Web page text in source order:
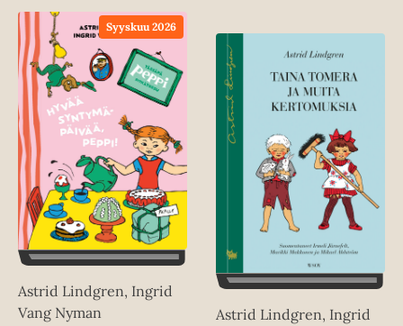
Syyskuu 2026
Astrid Lindgren, Ingrid
Vang Nyman
Astrid Lindgren, Ingrid